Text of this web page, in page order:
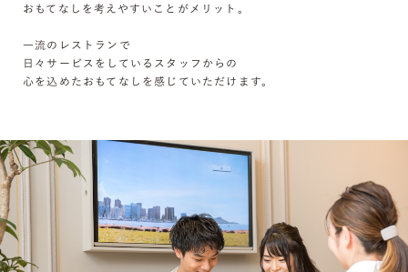
おもてなしを考えやすいことがメリット。
一流のレストランで
日々サービスをしているスタッフからの
心を込めたおもてなしを感じていただけます。